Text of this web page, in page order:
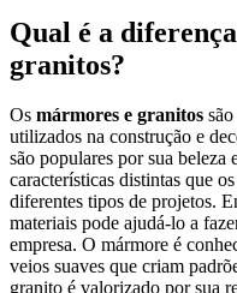
Qual é a
granitos?
Os mármores e granitos
utilizados na construção e
são populares por sua beleza
características distintas que
diferentes tipos de projetos.
materiais pode ajudá-lo a
empresa. O mármore é
veios suaves que criam
granito é valorizado por sua